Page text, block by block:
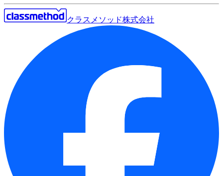
クラスメソッド株式会社